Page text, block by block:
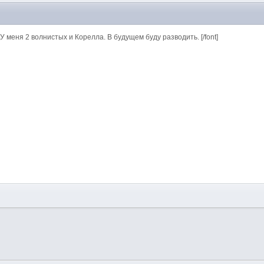
меня 2 волнистых и Корелла. В будущем буду разводить. [/font]